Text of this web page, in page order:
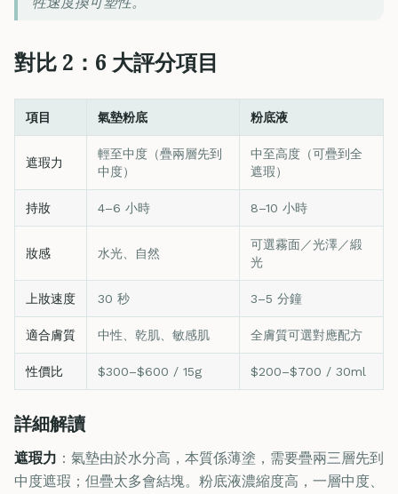
對比 2：6 大評分項目
項目 氣墊粉底 粉底液
遮瑕力
輕至中度（疊兩層先到
中度）
中至高度（可疊到全
遮瑕）
持妝 4–6 小時 8–10 小時
妝感 水光、自然
可選霧面／光澤／緞
光
上妝速度 30 秒 3–5 分鐘
適合膚質 中性、乾肌、敏感肌 全膚質可選對應配方
性價比 $300–$600 / 15g $200–$700 / 30ml
詳細解讀
遮瑕力 ：氣墊由於水分高，本質係薄塗，需要疊兩三層先到
中度遮瑕；但疊太多會結塊。粉底液濃縮度高，一層中度、